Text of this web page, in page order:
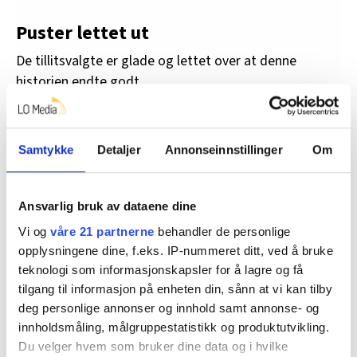
Samtykke Detaljer Annonseinnstillinger Om
Ansvarlig bruk av dataene dine
Vi og våre 21 partnerne behandler de personlige
opplysningene dine, f.eks. IP-nummeret ditt, ved å bruke
teknologi som informasjonskapsler for å lagre og få
tilgang til informasjon på enheten din, sånn at vi kan tilby
deg personlige annonser og innhold samt annonse- og
innholdsmåling, målgruppestatistikk og produktutvikling.
Du velger hvem som bruker dine data og i hvilke
Puster lettet ut
De tillitsvalgte er glade og lettet over at denne
historien endte godt.
– Vi synes måten vi ble møtt på etter hvert og
utrolig bra, sier Åkerland.
sier Berge.
Hun er glad for at ledelsen tok hensyn til de ansattes
ønsker.
Også Elkjøp er fornøyd med utfallet. I en e-post til
HK-Nytt framhever kommunikasjonssjef Kristian
Willanger det gode samarbeidet med HK.